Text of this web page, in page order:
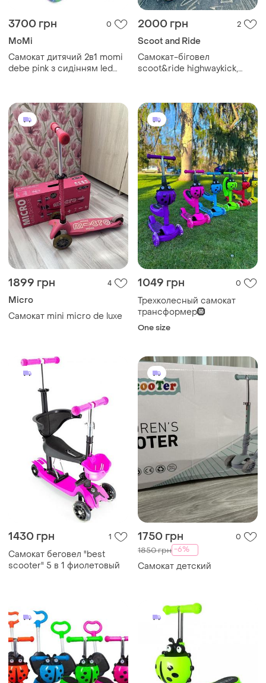
3700 грн 0
MoMi
Самокат дитячий 2в1 momi
debe pink з сидінням led
самокат від 2 років
2000 грн 2
Scoot and Ride
Самокат-біговел
scoot&ride highwaykick,
дозволяючи дитині вибрати
найбільш оптимальне
пересування для віку
1899 грн 4
Micro
Самокат mini micro de luxe
1049 грн 0
Трехколесный самокат
трансформер🛞
One size
1430 грн 1
Самокат беговел "best
scooter" 5 в 1 фиолетовый
1750 грн 0
1850 грн -6%
Самокат детский